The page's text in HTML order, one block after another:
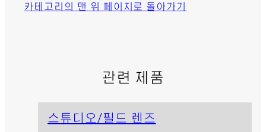
카테고리의 맨 위 페이지로 돌아가기
관련 제품
스튜디오/필드 렌즈